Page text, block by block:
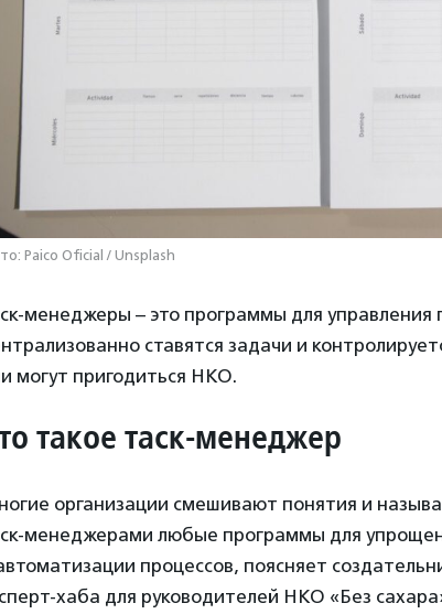
Paico Oficial / Unsplash
менеджеры – это программы для управления
ставятся задачи и
могут пригодиться НКО.
такое таск-менеджер
организации смешивают понятия и
менеджерами любые программы для
процессов, поясняет
хаба для руководителей НКО «Без